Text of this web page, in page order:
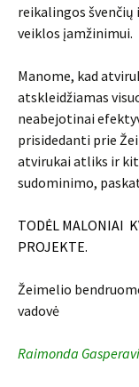
reikalingos
veiklos įamžinimui.
Manome, kad
atskleidžiamas
neabejotinai
prisidedanti prie
atvirukai atliks ir
sudominimo,
TODĖL MALONIAI
PROJEKTE.
Žeimelio
vadovė
Raimonda